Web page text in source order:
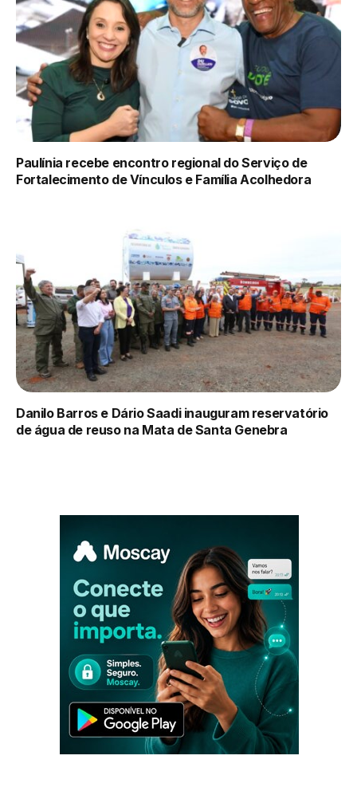
Paulínia recebe encontro regional do Serviço de
Fortalecimento de Vínculos e Família Acolhedora
Danilo Barros e Dário Saadi inauguram reservatório
de água de reuso na Mata de Santa Genebra